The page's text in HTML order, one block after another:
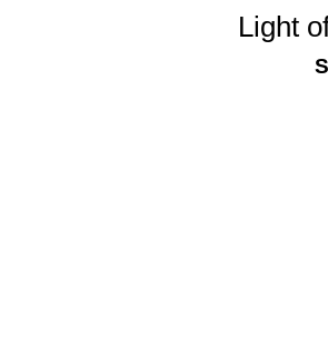
Light